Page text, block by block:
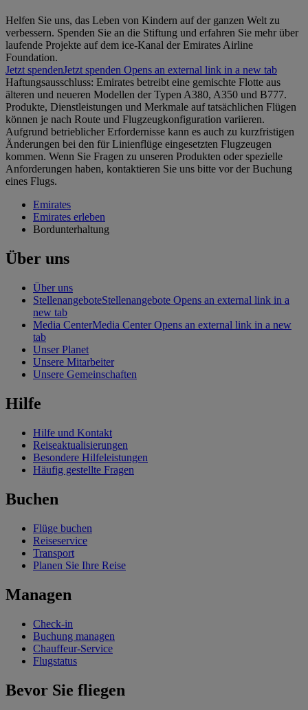
Helfen Sie uns, das Leben von Kindern auf der ganzen Welt zu
verbessern. Spenden Sie an die Stiftung und erfahren Sie mehr über
laufende Projekte auf dem ice-Kanal der Emirates Airline
Foundation.
Jetzt spendenJetzt spenden Opens an external link in a new tab
Haftungsausschluss: Emirates betreibt eine gemischte Flotte aus
älteren und neueren Modellen der Typen A380, A350 und B777.
Produkte, Dienstleistungen und Merkmale auf tatsächlichen Flügen
können je nach Route und Flugzeugkonfiguration variieren.
Aufgrund betrieblicher Erfordernisse kann es auch zu kurzfristigen
Änderungen bei den für Linienflüge eingesetzten Flugzeugen
kommen. Wenn Sie Fragen zu unseren Produkten oder spezielle
Anforderungen haben, kontaktieren Sie uns bitte vor der Buchung
eines Flugs.
Emirates
Emirates erleben
Bordunterhaltung
Über uns
Über uns
StellenangeboteStellenangebote Opens an external link in a
new tab
Media CenterMedia Center Opens an external link in a new
tab
Unser Planet
Unsere Mitarbeiter
Unsere Gemeinschaften
Hilfe
Hilfe und Kontakt
Reiseaktualisierungen
Besondere Hilfeleistungen
Häufig gestellte Fragen
Buchen
Flüge buchen
Reiseservice
Transport
Planen Sie Ihre Reise
Managen
Check-in
Buchung managen
Chauffeur-Service
Flugstatus
Bevor Sie fliegen